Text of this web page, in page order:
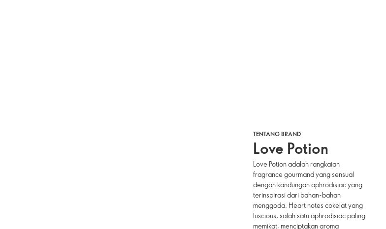
TENTANG BRAND
Love Potion
Love Potion adalah rangkaian
fragrance gourmand yang sensual
dengan kandungan aphrodisiac yang
terinspirasi dari bahan-bahan
menggoda. Heart notes cokelat yang
luscious, salah satu aphrodisiac paling
memikat, menciptakan aroma